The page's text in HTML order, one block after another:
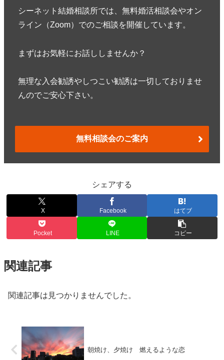
シーネット結婚相談所では、無料婚活相談会やオン
ライン（Zoom）でのご相談を開催しています。
まずはお気軽にお話ししませんか？
無理な入会勧誘やしつこい勧誘は一切しておりませ
んのでご安心下さい。
無料相談会のご案内
シェアする
X Facebook はてブ
Pocket LINE コピー
関連記事
関連記事は見つかりませんでした。
朝焼け、夕焼け 燃えるような恋